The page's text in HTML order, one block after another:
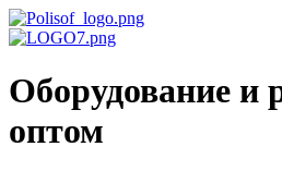
Оборудование и
оптом